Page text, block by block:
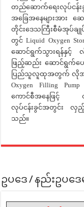
တည်ဆောက်ရေးလုပ်င
အခြေအနေများအား
တိုင်းဒေသကြီးစီမံအုပ်ချု
တွင် Liquid Oxygen
ဆောင်ရွက်သွားရန်နှင့်
ဖြည့်ဆည်း ဆောင်ရွက်ပေး
ပြည်သူလူထုအတွက် လိုအပ်သ
Oxygen Filling
ကောင်စီအနေဖြင့် တပ်ဆ
လုပ်ငန်းခွင်အတွင်း လှ
သည်။
ဥပဒေ / နည်းဥပဒေမ